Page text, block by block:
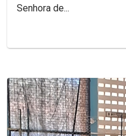
Senhora de...